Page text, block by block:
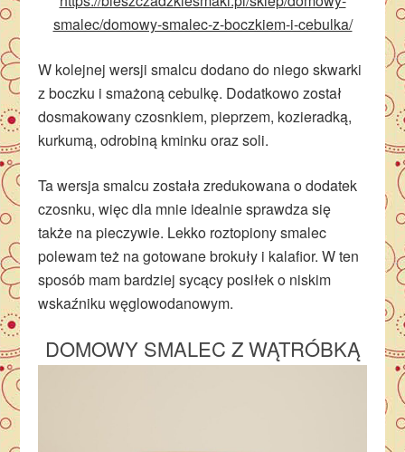
smalec/domowy-smalec-z-boczkiem-i-cebulka/
W kolejnej wersji smalcu dodano do niego skwarki
z boczku i smażoną cebulkę. Dodatkowo został
dosmakowany czosnkiem, pieprzem, kozieradką,
kurkumą, odrobiną kminku oraz soli.
Ta wersja smalcu została zredukowana o dodatek
czosnku, więc dla mnie idealnie sprawdza się
także na pieczywie. Lekko roztopiony smalec
polewam też na gotowane brokuły i kalafior. W ten
sposób mam bardziej sycący posiłek o niskim
wskaźniku węglowodanowym.
DOMOWY SMALEC Z WĄTRÓBKĄ